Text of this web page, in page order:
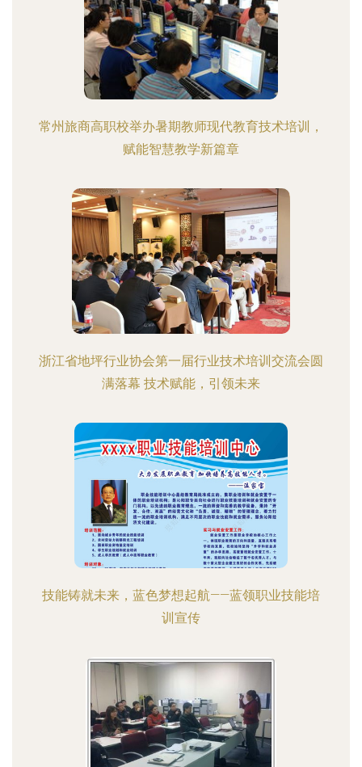
常州旅商高职校举办暑期教师现代教育技术培训，
赋能智慧教学新篇章
浙江省地坪行业协会第一届行业技术培训交流会圆
满落幕 技术赋能，引领未来
技能铸就未来，蓝色梦想起航——蓝领职业技能培
训宣传